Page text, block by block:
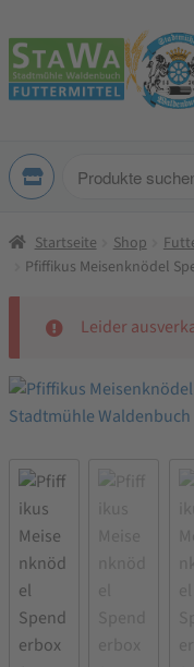
Zur
Navigation
springen
Zum
Inhalt
springen
Produkte
Startseite Shop
Pfiffikus Meisenknödel
Leider